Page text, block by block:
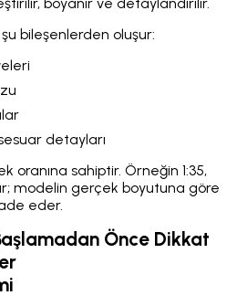
bileşenlerden oluşur:
detayları
oranına sahiptir. Örneğin 1:35,
modelin gerçek boyutuna göre
eder.
Önce Dikkat